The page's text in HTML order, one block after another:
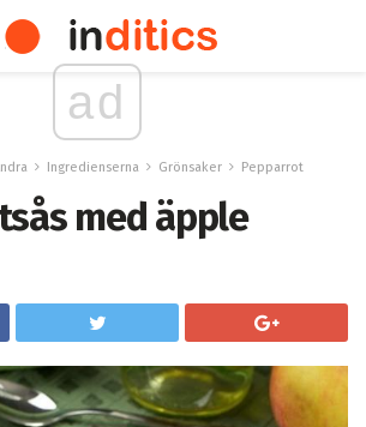
ad
Ingredienserna Grönsaker Pepparrot
med äpple